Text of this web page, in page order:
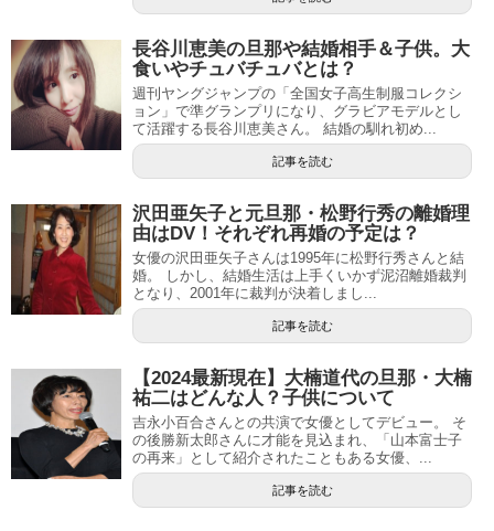
長谷川恵美の旦那や結婚相手＆子供。大
食いやチュバチュバとは？
週刊ヤングジャンプの「全国女子高生制服コレクシ
ョン」で準グランプリになり、グラビアモデルとし
て活躍する長谷川恵美さん。 結婚の馴れ初め...
記事を読む
沢田亜矢子と元旦那・松野行秀の離婚理
由はDV！それぞれ再婚の予定は？
女優の沢田亜矢子さんは1995年に松野行秀さんと結
婚。 しかし、結婚生活は上手くいかず泥沼離婚裁判
となり、2001年に裁判が決着しまし...
記事を読む
【2024最新現在】大楠道代の旦那・大楠
祐二はどんな人？子供について
吉永小百合さんとの共演で女優としてデビュー。 そ
の後勝新太郎さんに才能を見込まれ、「山本富士子
の再来」として紹介されたこともある女優、...
記事を読む